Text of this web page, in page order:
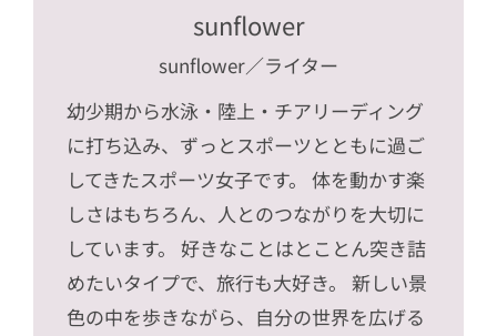
sunflower
sunflower／ライター
幼少期から水泳・陸上・チアリーディング
に打ち込み、ずっとスポーツとともに過ご
してきたスポーツ女子です。 体を動かす楽
しさはもちろん、人とのつながりを大切に
しています。 好きなことはとことん突き詰
めたいタイプで、旅行も大好き。 新しい景
色の中を歩きながら、自分の世界を広げる